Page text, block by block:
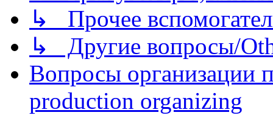
↳ Прочее
↳ Другие вопросы/
Вопросы организации
production organizing